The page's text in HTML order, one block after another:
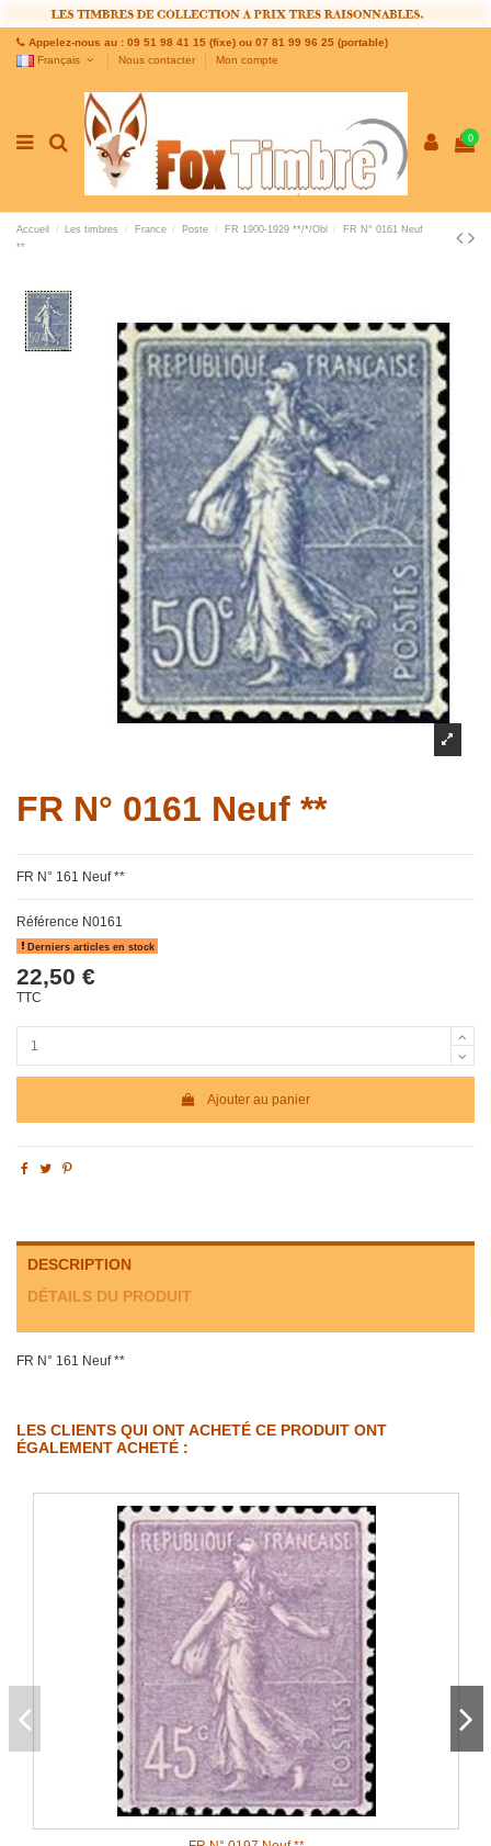
Appelez-nous au : 09 51 98 41 15 (fixe) ou 07 81 99 96 25 (portable)
Français
Nous contacter Mon compte
0
Accueil Les timbres France Poste FR 1900-1929 **/*/Obl
FR N° 0161 Neuf
**
FR N° 0161 Neuf **
FR N° 161 Neuf **
Référence N0161
Derniers articles en stock
22,50 €
TTC
Ajouter au panier
DESCRIPTION
DÉTAILS DU PRODUIT
FR N° 161 Neuf **
LES CLIENTS QUI ONT ACHETÉ CE PRODUIT ONT
ÉGALEMENT ACHETÉ :